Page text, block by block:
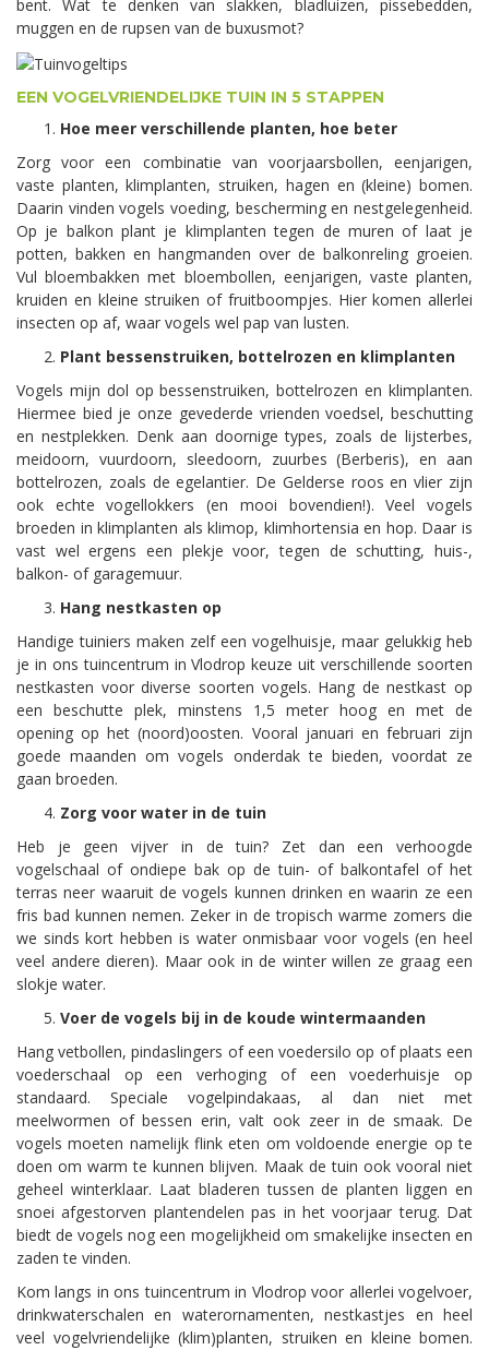
bent. Wat te denken van slakken, bladluizen, pissebedden,
muggen en de rupsen van de buxusmot?
EEN VOGELVRIENDELIJKE TUIN IN 5 STAPPEN
Hoe meer verschillende planten, hoe beter
Zorg voor een combinatie van voorjaarsbollen, eenjarigen,
vaste planten, klimplanten, struiken, hagen en (kleine) bomen.
Daarin vinden vogels voeding, bescherming en nestgelegenheid.
Op je balkon plant je klimplanten tegen de muren of laat je
potten, bakken en hangmanden over de balkonreling groeien.
Vul bloembakken met bloembollen, eenjarigen, vaste planten,
kruiden en kleine struiken of fruitboompjes. Hier komen allerlei
insecten op af, waar vogels wel pap van lusten.
Plant bessenstruiken, bottelrozen en klimplanten
Vogels mijn dol op bessenstruiken, bottelrozen en klimplanten.
Hiermee bied je onze gevederde vrienden voedsel, beschutting
en nestplekken. Denk aan doornige types, zoals de lijsterbes,
meidoorn, vuurdoorn, sleedoorn, zuurbes (Berberis), en aan
bottelrozen, zoals de egelantier. De Gelderse roos en vlier zijn
ook echte vogellokkers (en mooi bovendien!). Veel vogels
broeden in klimplanten als klimop, klimhortensia en hop. Daar is
vast wel ergens een plekje voor, tegen de schutting, huis-,
balkon- of garagemuur.
Hang nestkasten op
Handige tuiniers maken zelf een vogelhuisje, maar gelukkig heb
je in ons tuincentrum in Vlodrop keuze uit verschillende soorten
nestkasten voor diverse soorten vogels. Hang de nestkast op
een beschutte plek, minstens 1,5 meter hoog en met de
opening op het (noord)oosten. Vooral januari en februari zijn
goede maanden om vogels onderdak te bieden, voordat ze
gaan broeden.
Zorg voor water in de tuin
Heb je geen vijver in de tuin? Zet dan een verhoogde
vogelschaal of ondiepe bak op de tuin- of balkontafel of het
terras neer waaruit de vogels kunnen drinken en waarin ze een
fris bad kunnen nemen. Zeker in de tropisch warme zomers die
we sinds kort hebben is water onmisbaar voor vogels (en heel
veel andere dieren). Maar ook in de winter willen ze graag een
slokje water.
Voer de vogels bij in de koude wintermaanden
Hang vetbollen, pindaslingers of een voedersilo op of plaats een
voederschaal op een verhoging of een voederhuisje op
standaard. Speciale vogelpindakaas, al dan niet met
meelwormen of bessen erin, valt ook zeer in de smaak. De
vogels moeten namelijk flink eten om voldoende energie op te
doen om warm te kunnen blijven. Maak de tuin ook vooral niet
geheel winterklaar. Laat bladeren tussen de planten liggen en
snoei afgestorven plantendelen pas in het voorjaar terug. Dat
biedt de vogels nog een mogelijkheid om smakelijke insecten en
zaden te vinden.
Kom langs in ons tuincentrum in Vlodrop voor allerlei vogelvoer,
drinkwaterschalen en waterornamenten, nestkastjes en heel
veel vogelvriendelijke (klim)planten, struiken en kleine bomen.